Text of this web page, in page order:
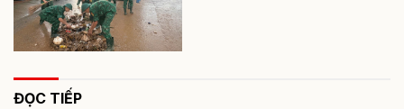
ĐỌC TIẾP